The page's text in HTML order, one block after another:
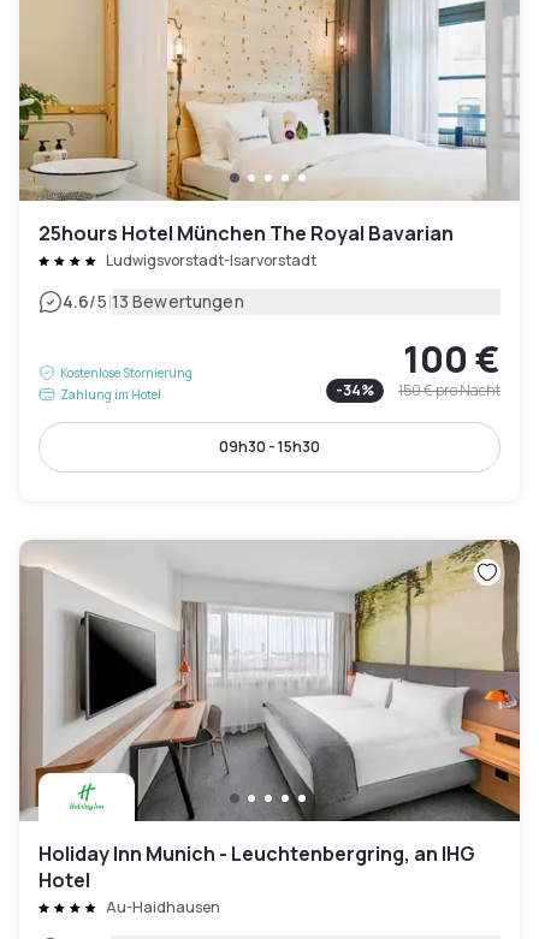
25hours Hotel München The Royal Bavarian
Ludwigsvorstadt-Isarvorstadt
4.6/5|13 Bewertungen
Kostenlose Stornierung
Zahlung im Hotel
100 €
-34% 150 €pro Nacht
09h30 - 15h30
Holiday Inn Munich - Leuchtenbergring, an IHG
Hotel
Au-Haidhausen